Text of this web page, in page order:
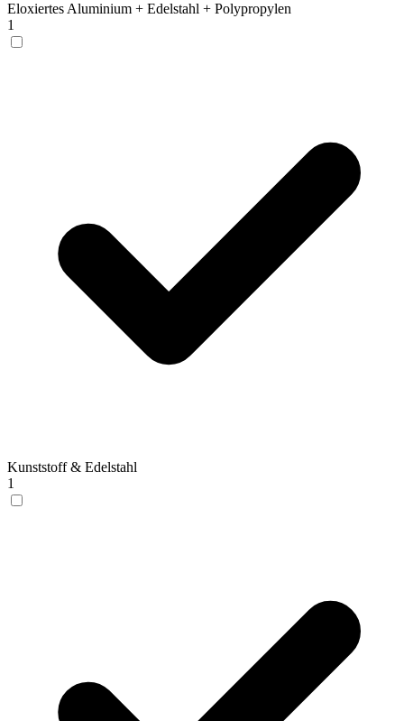
Eloxiertes Aluminium + Edelstahl + Polypropylen
1
Kunststoff & Edelstahl
1